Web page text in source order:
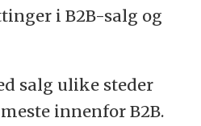
i B2B-salg og
salg ulike steder
innenfor B2B.